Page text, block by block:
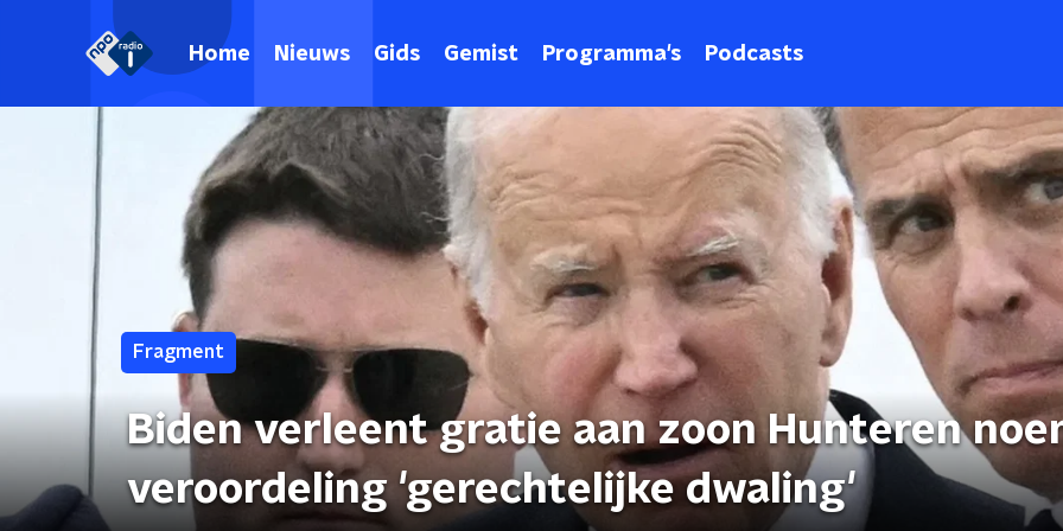
Home Nieuws Gids Gemist Programma's Podcasts
Fragment
Biden verleent gratie aan zoon Hunteren
veroordeling 'gerechtelijke dwaling'